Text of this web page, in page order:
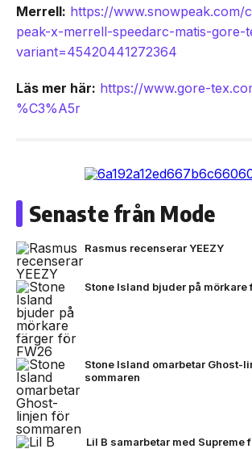
Merrell: https://
peak-x-merrell-speedarc-matis-gore-
variant=45420441272364
Läs mer här: https://www.gore-
%C3%A5r
Senaste från Mode
Rasmus recenserar YEEZY
Stone Island bjuder på mörkare
Stone Island omarbetar Ghost-
sommaren
Lil B samarbetar med Supreme